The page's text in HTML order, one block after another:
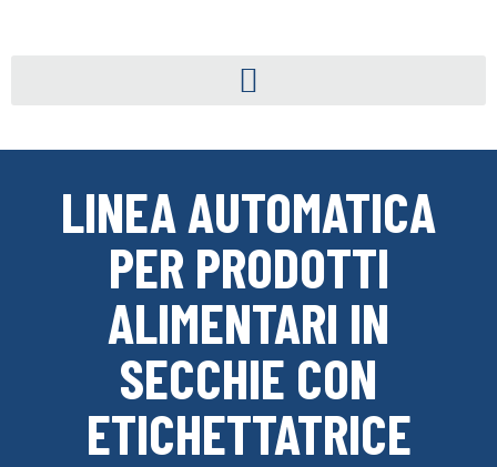
LINEA AUTOMATICA
PER PRODOTTI
ALIMENTARI IN
SECCHIE CON
ETICHETTATRICE